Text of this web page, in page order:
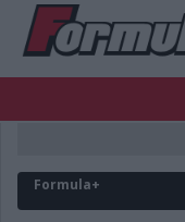
FORMULA
Formula+